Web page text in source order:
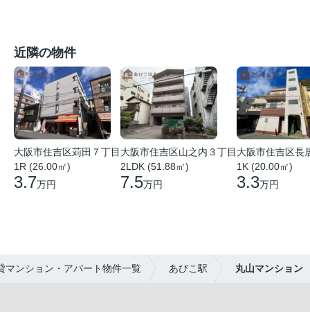
近隣の物件
大阪市住吉区苅田７丁目
1R (26.00㎡)
3.7万円
大阪市住吉区山之内３丁目
2LDK (51.88㎡)
7.5万円
大阪市住吉区長
1K (20.00㎡)
3.3万円
マンション・アパート物件一覧 あびこ駅 丸山マンション